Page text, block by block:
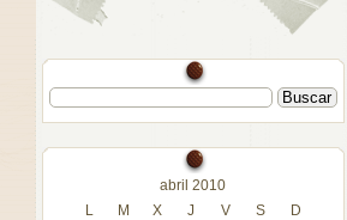
abril 2010
L
M X J V S
D